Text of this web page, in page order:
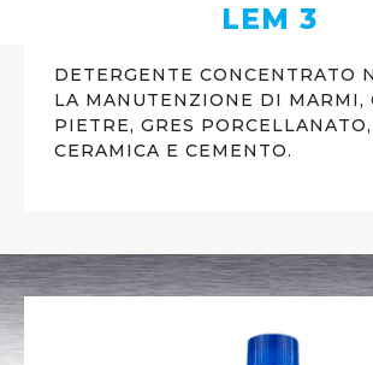
LEM 3
DETERGENTE CONCENTRATO
LA MANUTENZIONE DI MARMI,
PIETRE, GRES
CERAMICA E CEMENTO.